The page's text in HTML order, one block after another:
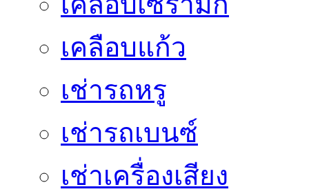
เคลือบแก้ว
เช่ารถหรู
เช่ารถเบนซ์
เช่าเครื่องเสียง